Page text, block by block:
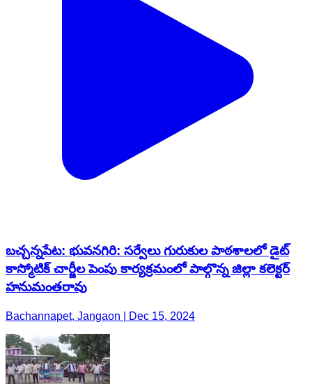
బచ్చన్నపేట: భువనగిరి: సర్వేలు గురుకుల పాఠశాలలో డైట్
కాస్మోటిక్ చార్జీల పెంపు కార్యక్రమంలో పాల్గొన్న జిల్లా కలెక్టర్
హనుమంతరావు
Bachannapet, Jangaon | Dec 15, 2024